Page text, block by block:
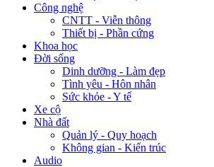
Công nghệ
CNTT - Viễn thông
Thiết bị - Phần cứng
Khoa học
Đời sống
Dinh dưỡng - Làm đẹp
Tình yêu - Hôn nhân
Sức khỏe - Y tế
Xe cộ
Nhà đất
Quản lý - Quy hoạch
Không gian - Kiến trúc
Audio